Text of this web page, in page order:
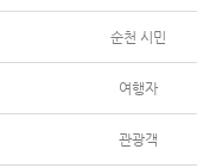
순천 시민
여행자
관광객